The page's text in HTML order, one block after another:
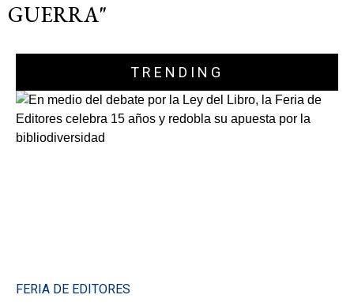
GUERRA"
TRENDING
FERIA DE EDITORES